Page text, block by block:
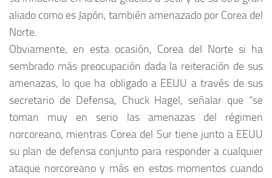
aliado como es Japón, también amenazado por Corea del
Norte.
Obviamente, en esta ocasión, Corea del Norte si ha
sembrado más preocupación dada la reiteración de sus
amenazas, lo que ha obligado a EEUU a través de sus
secretario de Defensa, Chuck Hagel, señalar que “se
toman muy en serio las amenazas del régimen
norcoreano, mientras Corea del Sur tiene junto a EEUU
su plan de defensa conjunto para responder a cualquier
ataque norcoreano y más en estos momentos cuando